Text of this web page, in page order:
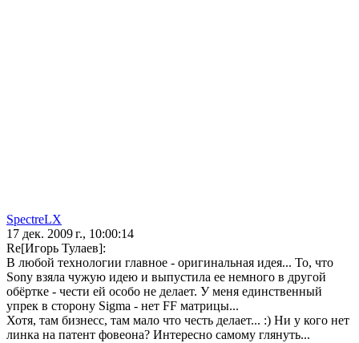
SpectreLX
17 дек. 2009 г., 10:00:14
Re[Игорь Тулаев]:
В любой технологии главное - оригинальная идея... То, что
Sony взяла чужую идею и выпустила ее немного в другой
обёртке - чести ей особо не делает. У меня единственный
упрек в сторону Sigma - нет FF матрицы...
Хотя, там бизнесс, там мало что честь делает... :) Ни у кого нет
линка на патент фовеона? Интересно самому глянуть...